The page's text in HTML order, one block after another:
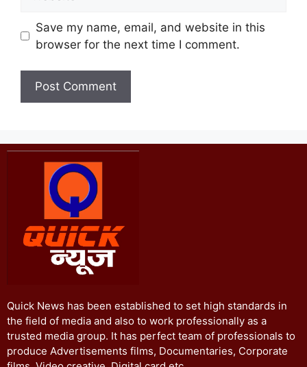
Save my name, email, and website in this
browser for the next time I comment.
Quick News has been established to set high standards in
the field of media and also to work professionally as a
trusted media group. It has perfect team of professionals to
produce Advertisements films, Documentaries, Corporate